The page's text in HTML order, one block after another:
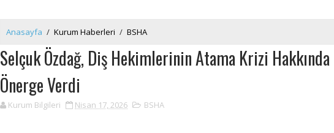
Anasayfa / Kurum Haberleri / BSHA
Selçuk Özdağ, Diş Hekimlerinin Atama Krizi Hakkında
Önerge Verdi
Kurum Bilgileri Nisan 17, 2026 BSHA